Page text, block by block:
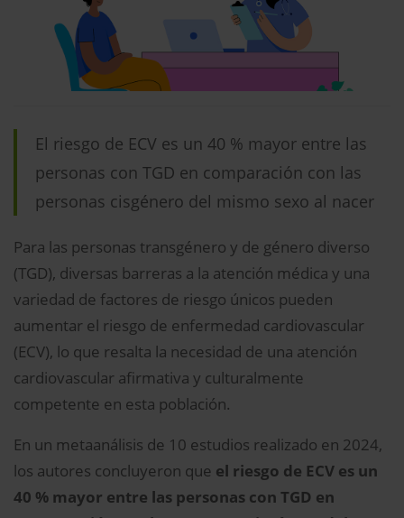
El riesgo de ECV es un 40 % mayor entre las
personas con TGD en comparación con las
personas cisgénero del mismo sexo al nacer
Para las personas transgénero y de género diverso
(TGD), diversas barreras a la atención médica y una
variedad de factores de riesgo únicos pueden
aumentar el riesgo de enfermedad cardiovascular
(ECV), lo que resalta la necesidad de una atención
cardiovascular afirmativa y culturalmente
competente en esta población.
En un metaanálisis de 10 estudios realizado en 2024,
los autores concluyeron que el riesgo de ECV es un
40 % mayor entre las personas con TGD en